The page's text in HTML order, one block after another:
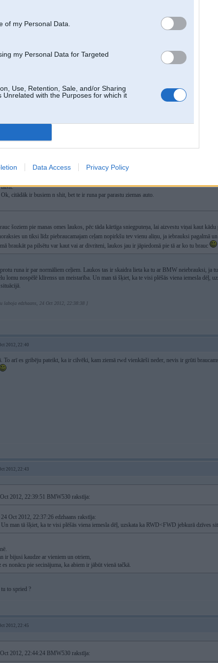
of my Personal Data.
my Personal Data for Targeted
Use, Retention, Sale, and/or Sharing
Unrelated with the Purposes for which it
Data Access Privacy Policy
24 Oct 2012, 22:17:35 Ch rakstīja:
Nahren!
+ bez slapjas muguras, sasmērētām drēbēm un stresa
Saprotu, ka meitenes čīkst, ka ziemā ar rwd grūti, bet ne jau pieauguši veči.
Ar labām riepām un, ideālā gadījumā, bloķi, ziemu toch var nobraukt bez problēmām, ja vien
taisīt.
Ok, citādāk ir busiem n shit, bet te ir runa par parastu ziemas auto.
šoziem pie manas omes laukos, pēc tāda kārtīga sniegputeņa, lai aizvestu viņai kaut
un tiksi līdz piebraucamajam ceļam nopirkšu tev vienu aliņu, ja iebrauksi pagalmā
braukāt pa pilsētu var kaut vai ar divriteni, laukos jau ir jāpiedomā pie tā ar ko tu brauc
runa ir par normāliem ceļiem. Laukos tas ir skaidra lieta ka tu ar BMW neiebrauksi, ja
lomu nospēlē klīrenss un meistarība. Un man tā šķiet, ka te visi plēšās viena iemesla dēļ,
laboja edzhaans, 24 Oct 2012, 22:38:38 ]
2012, 22:40
To arī es gribēju pateikt, ka ir cilvēki, kam ziemā rwd vienkārši neder, nevis ir grūti
2012, 22:43
2012, 22:39:51 BMW530 rakstīja:
24 Oct 2012, 22:37:26 edzhaans rakstīja:
Un man tā šķiet, ka te visi plēšās viena iemesla dēļ, uzskata ka RWD<FWD jebkurā dzīves
ir bijusi kaudze ar vieniem un otriem,
es nonācu pie secinājuma, ka abiem ir jābūt vienā tačkā.
tu to spried ?
2012, 22:45
2012, 22:44:24 BMW530 rakstīja: